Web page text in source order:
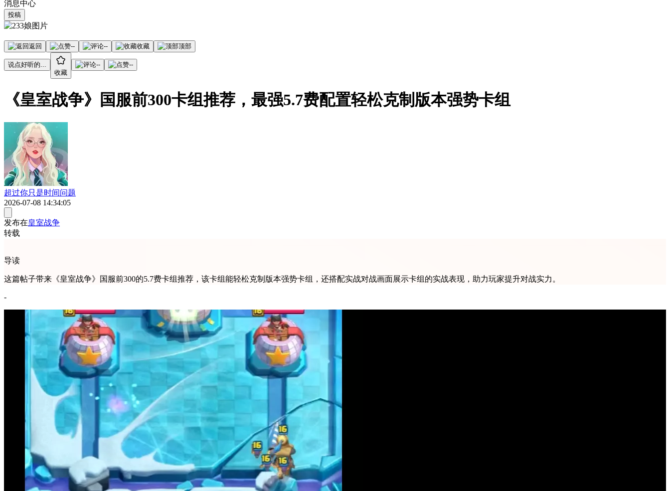
消息中心
投稿
返回 -- -- 收藏 顶部
说点好听的...
收藏
-- --
《皇室战争》国服前300卡组推荐，最强5.7费配置轻松克制版本强势卡组
超过你只是时间问题
2026-07-08 14:34:05
发布在皇室战争
转载
导读
这篇帖子带来《皇室战争》国服前300的5.7费卡组推荐，该卡组能轻松克制版本强势卡组，还搭配实战对战画面展示卡组的实战表现，助力玩家提升对战实力。
-